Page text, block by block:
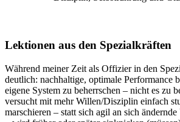
Lektionen aus den Spezialkräften
Während meiner Zeit als Offizier in den
deutlich: nachhaltige, optimale Performance
eigene System zu beherrschen – nicht es zu
versucht mit mehr Willen/Disziplin einfach
marschieren – statt sich agil an sich ändernde